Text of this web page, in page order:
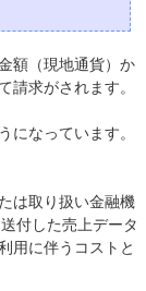
額（現地通貨）か
請求がされます。
になっています。
は取り扱い金融機
付した売上データ
用に伴うコストと